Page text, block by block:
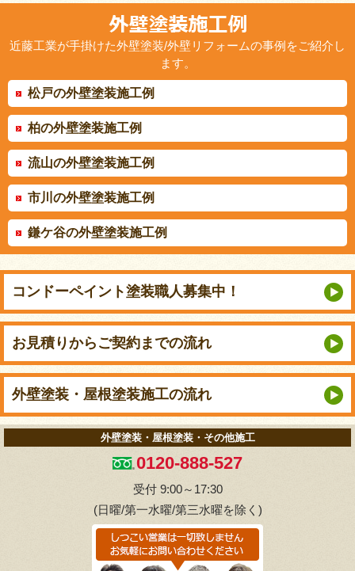
近藤工業が手掛けた外壁塗装/外壁リフォームの事例をご紹介し
ます。
松戸の外壁塗装施工例
柏の外壁塗装施工例
流山の外壁塗装施工例
市川の外壁塗装施工例
鎌ケ谷の外壁塗装施工例
コンドーペイント塗装職人募集中！
お見積りから ご契約までの流れ
外壁塗装・屋根塗装施工の流れ
外壁塗装・屋根塗装・その他施工
0120-888-527
受付 9:00～17:30
(日曜/第一水曜/第三水曜を除く)